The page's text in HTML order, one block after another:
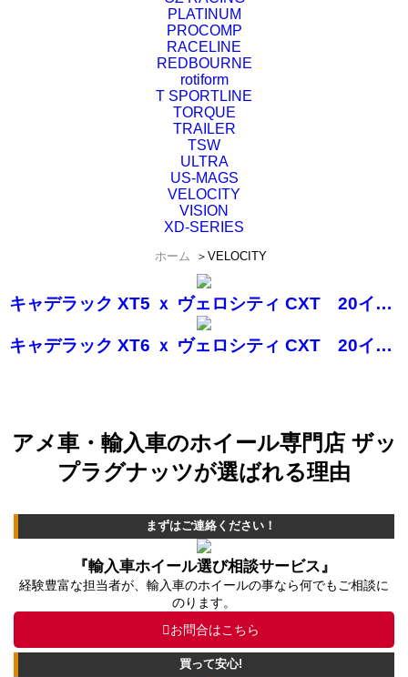
PLATINUM
PROCOMP
RACELINE
REDBOURNE
rotiform
T SPORTLINE
TORQUE
TRAILER
TSW
ULTRA
US-MAGS
VELOCITY
VISION
XD-SERIES
ホーム ＞ VELOCITY
キャデラック XT5 ｘ ヴェロシティ CXT 20インチ
キャデラック XT6 ｘ ヴェロシティ CXT 20インチ
アメ車・輸入車のホイール専門店 ザッ
プラグナッツが選ばれる理由
まずはご連絡ください！
『輸入車ホイール選び相談サービス』
経験豊富な担当者が、輸入車のホイールの事なら何でもご相談に
のります。
お問合はこちら
買って安心!